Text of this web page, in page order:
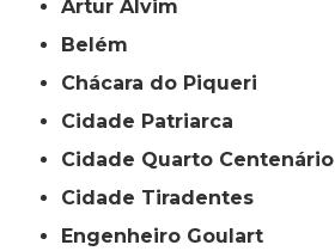
Artur Alvim
Belém
Chácara do Piqueri
Cidade Patriarca
Cidade Quarto Centenário
Cidade Tiradentes
Engenheiro Goulart